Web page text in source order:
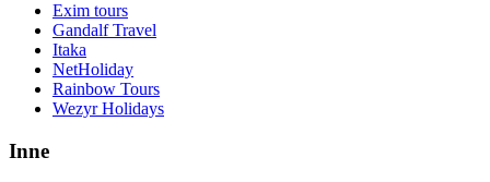
Exim tours
Gandalf Travel
Itaka
NetHoliday
Rainbow Tours
Wezyr Holidays
Inne